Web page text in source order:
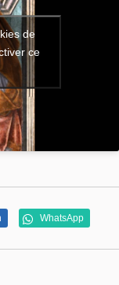
de
ce
WhatsApp